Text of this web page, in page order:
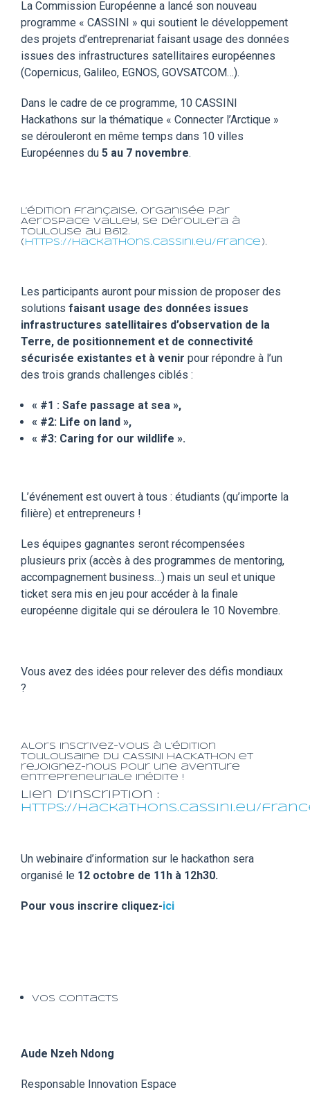
La Commission Européenne a lancé son nouveau
programme « CASSINI » qui soutient le développement
des projets d’entreprenariat faisant usage des données
issues des infrastructures satellitaires européennes
(Copernicus, Galileo, EGNOS, GOVSATCOM…).
Dans le cadre de ce programme, 10 CASSINI
Hackathons sur la thématique « Connecter l’Arctique »
se dérouleront en même temps dans 10 villes
Européennes du 5 au 7 novembre.
L’édition française, organisée par
Aerospace Valley, se déroulera à
Toulouse au B612.
( https://hackathons.cassini.eu/france ).
Les participants auront pour mission de proposer des
solutions faisant usage des données issues
infrastructures satellitaires d’observation de la
Terre, de positionnement et de connectivité
sécurisée existantes et à venir pour répondre à l’un
des trois grands challenges ciblés :
« #1 : Safe passage at sea »,
« #2: Life on land »,
« #3: Caring for our wildlife ».
L’événement est ouvert à tous : étudiants (qu’importe la
filière) et entrepreneurs !
Les équipes gagnantes seront récompensées
plusieurs prix (accès à des programmes de mentoring,
accompagnement business…) mais un seul et unique
ticket sera mis en jeu pour accéder à la finale
européenne digitale qui se déroulera le 10 Novembre.
Vous avez des idées pour relever des défis mondiaux
?
Alors inscrivez-vous à l’édition
toulousaine du CASSINI HACKATHON et
rejoignez-nous pour une aventure
entrepreneuriale inédite !
Lien d’inscription :
https://hackathons.cassini.eu/
Un webinaire d’information sur le hackathon sera
organisé le 12 octobre de 11h à 12h30.
Pour vous inscrire cliquez-ici
Vos contacts
Aude Nzeh Ndong
Responsable Innovation Espace